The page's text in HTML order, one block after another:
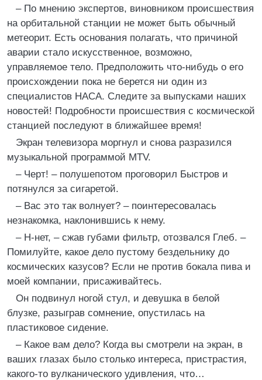
– По мнению экспертов, виновником происшествия
на орбитальной станции не может быть обычный
метеорит. Есть основания полагать, что причиной
аварии стало искусственное, возможно,
управляемое тело. Предположить что-нибудь о его
происхождении пока не берется ни один из
специалистов НАСА. Следите за выпусками наших
новостей! Подробности происшествия с космической
станцией последуют в ближайшее время!
Экран телевизора моргнул и снова разразился
музыкальной программой MTV.
– Черт! – полушепотом проговорил Быстров и
потянулся за сигаретой.
– Вас это так волнует? – поинтересовалась
незнакомка, наклонившись к нему.
– Н-нет, – сжав губами фильтр, отозвался Глеб. –
Помилуйте, какое дело пустому бездельнику до
космических казусов? Если не против бокала пива и
моей компании, присаживайтесь.
Он подвинул ногой стул, и девушка в белой
блузке, разыграв сомнение, опустилась на
пластиковое сидение.
– Какое вам дело? Когда вы смотрели на экран, в
ваших глазах было столько интереса, пристрастия,
какого-то вулканического удивления, что…